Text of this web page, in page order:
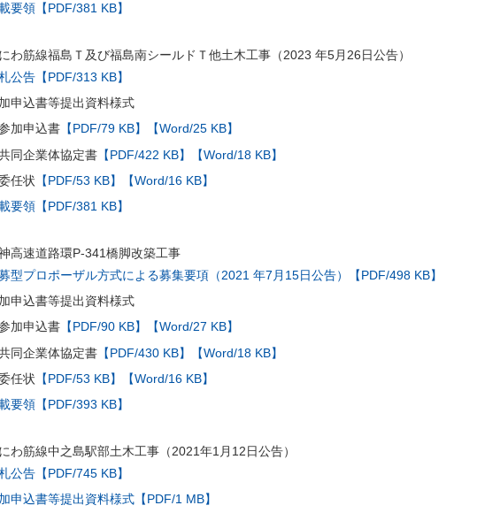
要領【PDF/381 KB】
わ筋線福島Ｔ及び福島南シールドＴ他土木工事（2023 年5月26日公告）
公告【PDF/313 KB】
申込書等提出資料様式
加申込書【PDF/79 KB】
【Word/25 KB】
同企業体協定書【PDF/422 KB】
【Word/18 KB】
任状 【PDF/53 KB】
【Word/16 KB】
要領【PDF/381 KB】
高速道路環P-341橋脚改築工事
型プロポーザル方式による募集要項（2021 年7月15日公告）【PDF/498 KB】
申込書等提出資料様式
加申込書【PDF/90 KB】
【Word/27 KB】
同企業体協定書【PDF/430 KB】
【Word/18 KB】
任状 【PDF/53 KB】
【Word/16 KB】
要領【PDF/393 KB】
わ筋線中之島駅部土木工事（2021年1月12日公告）
公告【PDF/745 KB】
申込書等提出資料様式【PDF/1 MB】